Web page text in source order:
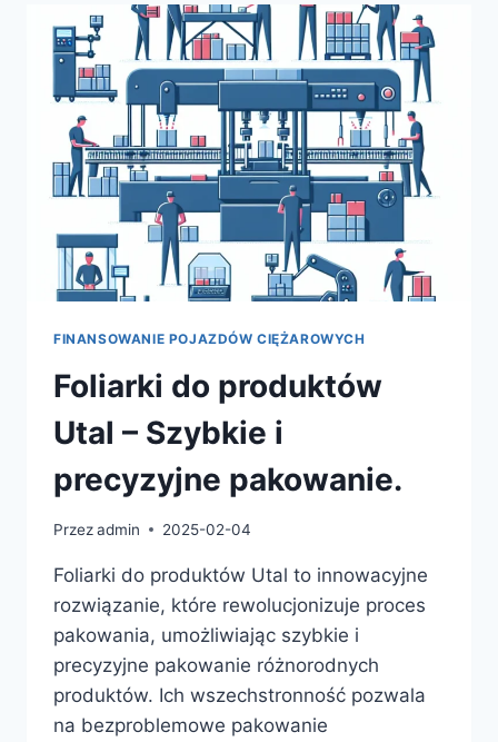
FINANSOWANIE POJAZDÓW CIĘŻAROWYCH
Foliarki do produktów
Utal – Szybkie i
precyzyjne pakowanie.
Przezadmin 2025-02-04
Foliarki do produktów Utal to innowacyjne
rozwiązanie, które rewolucjonizuje proces
pakowania, umożliwiając szybkie i
precyzyjne pakowanie różnorodnych
produktów. Ich wszechstronność pozwala
na bezproblemowe pakowanie